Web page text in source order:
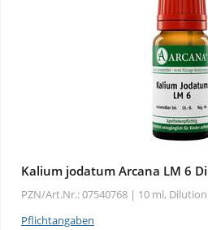
Kalium jodatum Arcana LM 6
PZN/Art.Nr.: 07540768 | 10 ml, Dilution
Pflichtangaben